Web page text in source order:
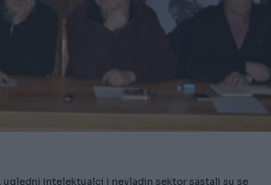
intelektualci i nevladin sektor sastali su se